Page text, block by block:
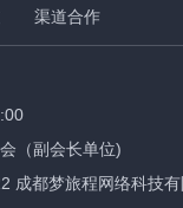
渠道合作
（副会长单位)
成都梦旅程网络科技